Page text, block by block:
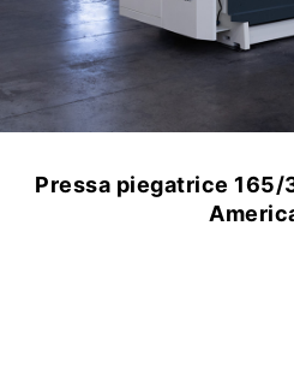
Pressa piegatrice